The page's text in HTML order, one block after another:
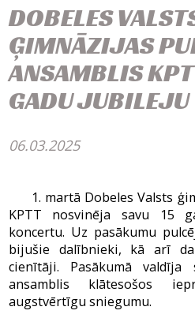
DOBELES
ĢIMNĀZIJAS
ANSAMBLIS
GADU JUBILEJU
06.03.2025
1. martā Dobeles Valsts
KPTT nosvinēja savu 15
koncertu. Uz pasākumu
bijušie dalībnieki, kā arī
cienītāji. Pasākumā
ansamblis klātesošos
augstvērtīgu sniegumu.